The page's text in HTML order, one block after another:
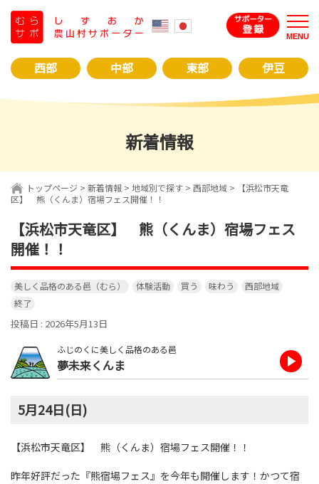
MENU
へ
プ
西部 中部 東部 伊豆
新着情報
トップページ > 新着情報 > 地域別で探す > 西部地域 >
【浜松市天竜
区】 熊（くんま）宿場フェス開催！！
【浜松市天竜区】 熊（くんま）宿場フェス
開催！！
美しく品格のある邑（むら） 体験活動 買う 味わう
西部地域
終了
投稿日 : 2026年5月13日
ふじのくに美しく品格のある邑
夢未来くんま
5月24日(日)
【浜松市天竜区】 熊（くんま）宿場フェス開催！！
昨年好評だった『熊宿場フェス』を今年も開催します！かつて宿